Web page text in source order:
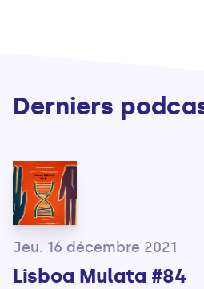
Derniers
Jeu. 16 décembre 2021
Lisboa Mulata #84